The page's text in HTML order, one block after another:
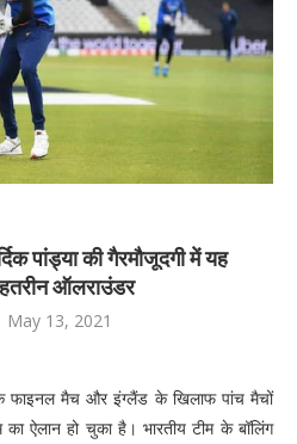
पांड्या की गैरमौजूदगी में यह
ऑलराउंडर
May 13, 2021
फाइनल मैच और इंग्लैंड के खिलाफ पांच मैचों
ऐलान हो चुका है। भारतीय टीम के बॉलिंग